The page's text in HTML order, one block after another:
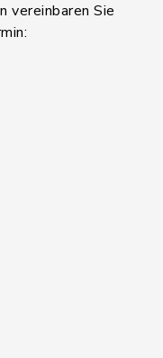
vereinbaren Sie